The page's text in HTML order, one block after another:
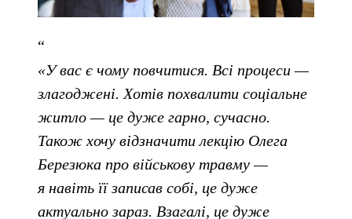
«У вас є чому повчитися. Всі процеси —
злагоджені. Хотів похвалити соціальне
житло — це дуже гарно, сучасно.
Також хочу відзначити лекцію Олега
Березюка про військову травму —
я навіть її записав собі, це дуже
актуально зараз. Взагалі, це дуже